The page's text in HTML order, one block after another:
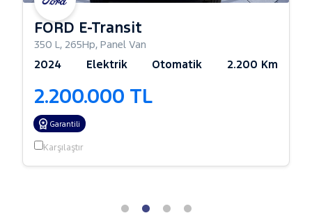
FORD E-Transit
350 L, 265Hp, Panel Van
2024 Elektrik Otomatik 2.200 Km
2.200.000 TL
Garantili
Karşılaştır